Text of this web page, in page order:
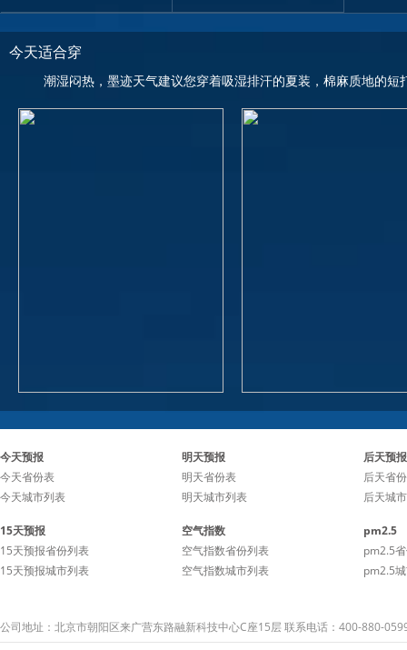
今天适合穿
潮湿闷热，墨迹天气建议您穿着吸湿排汗的夏装，棉麻质地的短
今天预报
今天省份表
今天城市列表
明天预报
明天省份表
明天城市列表
后天预报
后天省
后天城
15天预报
15天预报省份列表
15天预报城市列表
空气指数
空气指数省份列表
空气指数城市列表
pm2.5
pm2.5
pm2.5
公司地址：北京市朝阳区来广营东路融新科技中心C座15层 联系电话：400-880-